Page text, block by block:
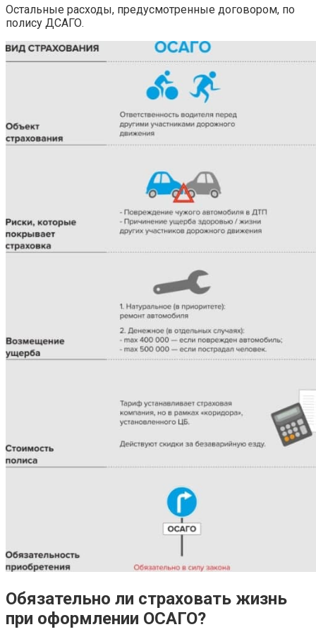
Остальные расходы, предусмотренные договором, по
полису ДСАГО.
Обязательно ли страховать жизнь
при оформлении ОСАГО?